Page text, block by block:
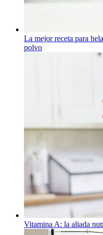
La mejor receta para
polvo
Vitamina A: la aliada